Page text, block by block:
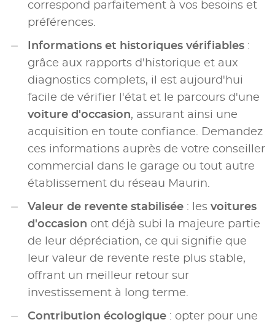
correspond parfaitement à vos besoins et
préférences.
Informations et historiques vérifiables :
grâce aux rapports d'historique et aux
diagnostics complets, il est aujourd'hui
facile de vérifier l'état et le parcours d'une
voiture d'occasion, assurant ainsi une
acquisition en toute confiance. Demandez
ces informations auprès de votre conseiller
commercial dans le garage ou tout autre
établissement du réseau Maurin.
Valeur de revente stabilisée : les voitures
d'occasion ont déjà subi la majeure partie
de leur dépréciation, ce qui signifie que
leur valeur de revente reste plus stable,
offrant un meilleur retour sur
investissement à long terme.
Contribution écologique : opter pour une